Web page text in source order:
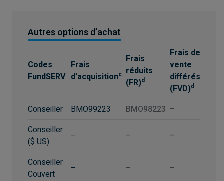
Autres options d’achat
Codes
FundSERV
Frais
d’acquisitionc
Frais
réduits
(FR)d
Frais de
vente
différés
(FVD)d
Conseiller BMO99223 BMO98223 –
Conseiller
($ US)
– – –
Conseiller
Couvert
– – –